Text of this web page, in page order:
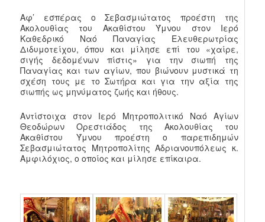
Αφ’ εσπέρας ο Σεβασμιώτατος προέστη της
Ακολουθίας του Ακαθίστου Ύμνου στον Ιερό
Καθεδρικό Ναό Παναγίας Ελευθερωτρίας
Διδυμοτείχου, όπου και μίλησε επί του «χαίρε,
σιγής δεδομένων πίστις» για την σιωπή της
Παναγίας και των αγίων, που βιώνουν μυστικά τη
σχέση τους με το Σωτήρα και για την αξία της
σιωπής ως μηνύματος ζωής και ήθους.
Αντίστοιχα στον Ιερό Μητροπολιτικό Ναό Αγίων
Θεοδώρων Ορεστιάδος της Ακολουθίας του
Ακαθίστου Ύμνου προέστη ο παρεπιδημών
Σεβασμιώτατος Μητροπολίτης Αδριανουπόλεως κ.
Αμφιλόχιος, ο οποίος και μίλησε επίκαιρα.